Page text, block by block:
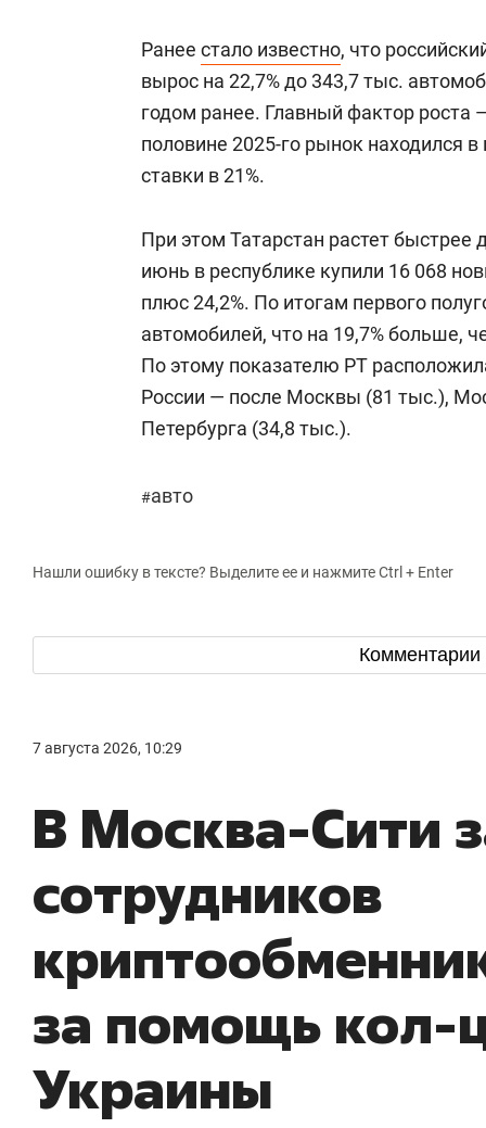
Ранее стало известно, что
вырос на 22,7% до 343,7 тыс.
годом ранее. Главный фактор роста
половине 2025-го рынок находился
ставки в 21%.
При этом Татарстан растет быстрее
июнь в республике купили 16 068
плюс 24,2%. По итогам первого
автомобилей, что на 19,7% больше,
По этому показателю РТ
России — после Москвы (81 тыс.),
Петербурга (34,8 тыс.).
#авто
Нашли ошибку в тексте? Выделите ее и нажмите Ctrl + Enter
Комментарии
7 августа 2026, 10:29
В Москва-Сити
сотрудников
за помощь кол-
Украины